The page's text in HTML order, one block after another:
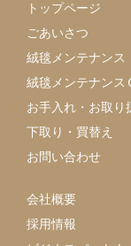
トップページ
ごあいさつ
絨毯メンテナンス
絨毯メンテナンス
お手入れ・お取り
下取り・買替え
お問い合わせ
会社概要
採用情報